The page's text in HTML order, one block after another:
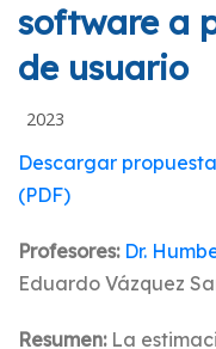
software a
de usuario
2023
Descargar
(PDF)
Profesores: Dr.
Eduardo Vázquez
Resumen:La